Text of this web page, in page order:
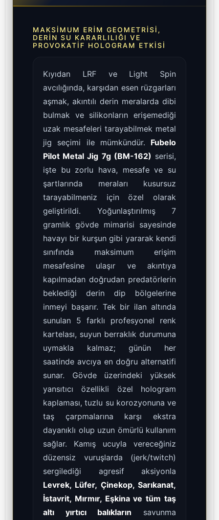
MAKSIMUM ERIM GEOMETRISI,
DERIN SU KARARLILIĞI VE
PROVOKATIF HOLOGRAM ETKISI
Kıyıdan LRF ve Light Spin
avcılığında, karşıdan esen rüzgarları
aşmak, akıntılı derin meralarda dibi
bulmak ve silikonların erişemediği
uzak mesafeleri tarayabilmek metal
jig seçimi ile mümkündür. Fubelo
Pilot Metal Jig 7g (BM-162) serisi,
işte bu zorlu hava, mesafe ve su
şartlarında meraları kusursuz
tarayabilmeniz için özel olarak
geliştirildi. Yoğunlaştırılmış 7
gramlık gövde mimarisi sayesinde
havayı bir kurşun gibi yararak kendi
sınıfında maksimum erişim
mesafesine ulaşır ve akıntıya
kapılmadan doğrudan predatörlerin
beklediği derin dip bölgelerine
inmeyi başarır. Tek bir ilan altında
sunulan 5 farklı profesyonel renk
kartelası, suyun berraklık durumuna
uymakla kalmaz; günün her
saatinde avcıya en doğru alternatifi
sunar. Gövde üzerindeki yüksek
yansıtıcı özellikli özel hologram
kaplaması, tuzlu su korozyonuna ve
taş çarpmalarına karşı ekstra
dayanıklı olup uzun ömürlü kullanım
sağlar. Kamış ucuyla vereceğiniz
düzensiz vuruşlarda (jerk/twitch)
sergilediği agresif aksiyonla
Levrek, Lüfer, Çinekop, Sarıkanat,
İstavrit, Mırmır, Eşkina ve tüm taş
altı yırtıcı balıkların savunma